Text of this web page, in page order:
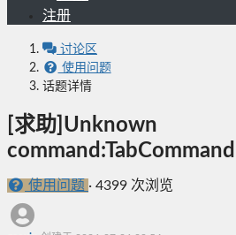
注册
讨论区
使用问题
话题详情
[求助]Unknown
command:TabCommand
使用问题 · 4399 次浏览